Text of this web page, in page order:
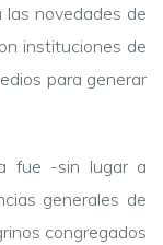
novedades de
instituciones de
para generar
fue -sin lugar a
generales de
congregados